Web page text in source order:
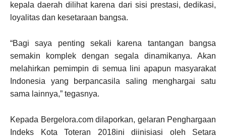
kepala daerah dilihat karena dari sisi prestasi, dedikasi,
loyalitas dan kesetaraan bangsa.
“Bagi saya penting sekali karena tantangan bangsa
semakin komplek dengan segala dinamikanya. Akan
melahirkan pemimpin di semua lini apapun masyarakat
Indonesia yang berpancasila saling menghargai satu
sama lainnya,” tegasnya.
Kepada Bergelora.com dilaporkan, gelaran Penghargaan
Indeks Kota Toteran 2018ini diinisiasi oleh Setara